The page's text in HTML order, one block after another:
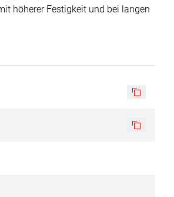
höherer Festigkeit und bei langen
Der Kobaltanteil von 5%